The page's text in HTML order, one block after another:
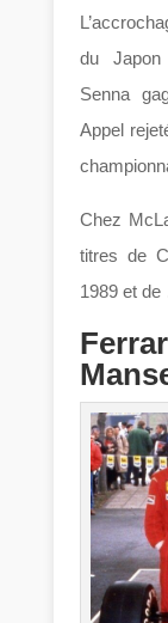
du
Senna
Appel
Chez
titres de
1989 et